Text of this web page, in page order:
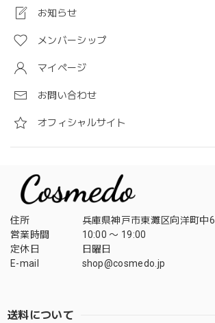
お知らせ
メンバーシップ
マイページ
お問い合わせ
オフィシャルサイト
住所
兵庫県神戸市東灘区向洋町中
営業時間
10:00 〜 19:00
定休日
日曜日
E-mail
shop@cosmedo.jp
送料について